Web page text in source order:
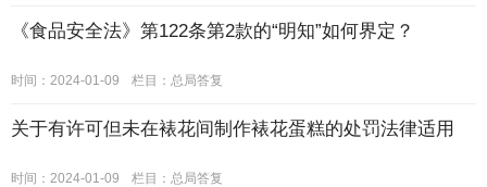
《食品安全法》第122条第2款的“明知”如何界定？
时间：2024-01-09 栏目： 总局答复
关于有许可但未在裱花间制作裱花蛋糕的处罚法律适用
时间：2024-01-09 栏目： 总局答复